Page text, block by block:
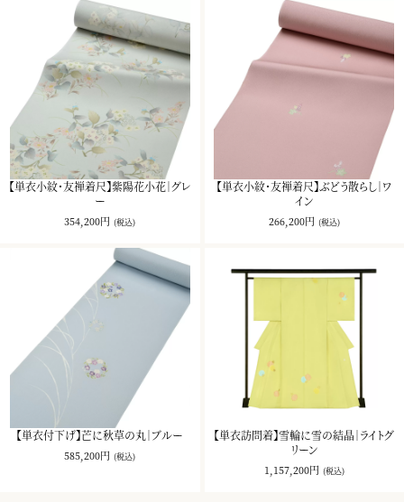
【単衣小紋・友禅着尺】紫陽花小花｜グレ
ー
354,200円 (税込)
【単衣小紋・友禅着尺】ぶどう散らし｜ワ
イン
266,200円 (税込)
【単衣付下げ】芒に秋草の丸｜ブルー
585,200円 (税込)
【単衣訪問着】雪輪に雪の結晶｜ライトグ
リーン
1,157,200円 (税込)